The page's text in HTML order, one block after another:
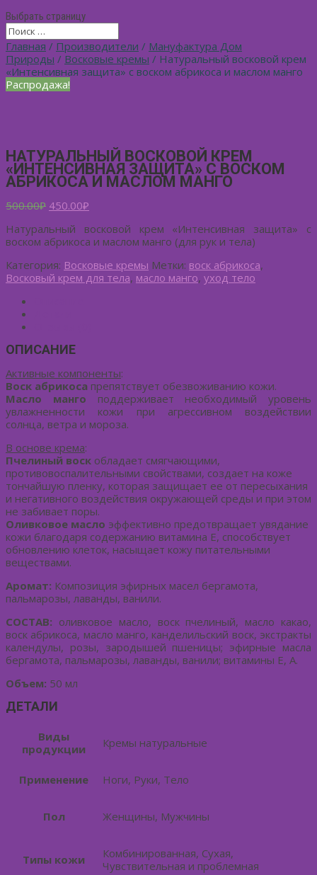
Выбрать страницу
Главная / Производители / Мануфактура Дом
Природы / Восковые кремы / Натуральный восковой крем
«Интенсивная защита» с воском абрикоса и маслом манго
Распродажа!
НАТУРАЛЬНЫЙ ВОСКОВОЙ КРЕМ
«ИНТЕНСИВНАЯ ЗАЩИТА» С ВОСКОМ
АБРИКОСА И МАСЛОМ МАНГО
500.00₽ 450.00₽
Натуральный восковой крем «Интенсивная защита» с
воском абрикоса и маслом манго (для рук и тела)
Категория: Восковые кремы Метки: воск абрикоса,
Восковый крем для тела, масло манго, уход тело
ОПИСАНИЕ
Активные компоненты:
Воск абрикоса препятствует обезвоживанию кожи.
Масло манго поддерживает необходимый уровень
увлажненности кожи при агрессивном воздействии
солнца, ветра и мороза.
В основе крема:
Пчелиный воск обладает смягчающими,
противовоспалительными свойствами, создает на коже
тончайшую пленку, которая защищает ее от пересыхания
и негативного воздействия окружающей среды и при этом
не забивает поры.
Оливковое масло эффективно предотвращает увядание
кожи благодаря содержанию витамина Е, способствует
обновлению клеток, насыщает кожу питательными
веществами.
Аромат: Композиция эфирных масел бергамота,
пальмарозы, лаванды, ванили.
СОСТАВ: оливковое масло, воск пчелиный, масло какао,
воск абрикоса, масло манго, канделильский воск, экстракты
календулы, розы, зародышей пшеницы; эфирные масла
бергамота, пальмарозы, лаванды, ванили; витамины Е, А.
Объем: 50 мл
ДЕТАЛИ
Виды
продукции
Кремы натуральные
Применение Ноги, Руки, Тело
Пол Женщины, Мужчины
Типы кожи
Комбинированная, Сухая,
Чувствительная и проблемная